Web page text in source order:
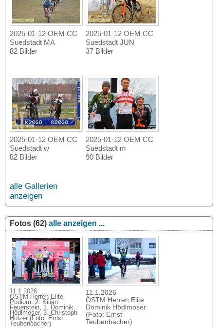
2025-01-12 OEM CC
Suedstadt MA
82 Bilder
2025-01-12 OEM CC
Suedstadt JUN
37 Bilder
2025-01-12 OEM CC
Suedstadt w
82 Bilder
2025-01-12 OEM CC
Suedstadt m
90 Bilder
alle Gallerien
anzeigen
Fotos (62) alle anzeigen ...
11.1.2026
ÖSTM Herren Elite
Podium: 2. Kilian
Feuerstein, 1. Dominik
Hödlmoser, 3. Christoph
Holzer (Foto: Ernst
Teubenbacher)
11.1.2026
ÖSTM Herren Elite
Dominik Hödlmoser
(Foto: Ernst
Teubenbacher)